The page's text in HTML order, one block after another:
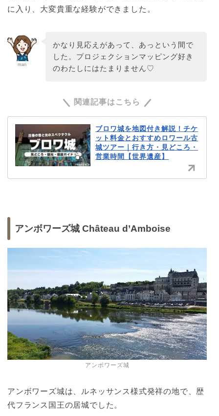
に入り、大変貴重な経験ができました。
mari
かなり見応えがあって、あっという間で
した。プロジェクションマッピング好き
のわたしにはたまりません♡
関連記事はこちら
ブロワ城を地図付き解説！チケ
ット料金とおすすめロワール古
城ツアー｜行き方・見どころ・
営業時間【世界遺産】
アンボワーズ城 Château d’Amboise
アンボワーズ城
アンボワーズ城は、ルネッサンス様式発祥の地で、歴
代フランス国王の居城でした。